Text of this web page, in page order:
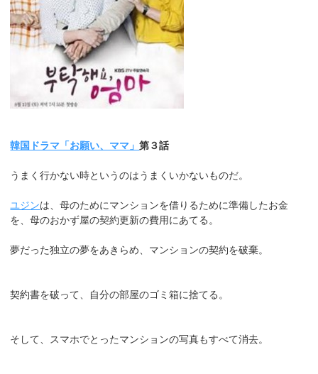
韓国ドラマ「お願い、ママ」第３話
うまく行かない時というのはうまくいかないものだ。
ユジンは、母のためにマンションを借りるために準備したお金
を、母のおかず屋の契約更新の費用にあてる。
夢だった独立の夢をあきらめ、マンションの契約を破棄。
契約書を破って、自分の部屋のゴミ箱に捨てる。
そして、スマホでとったマンションの写真もすべて消去。